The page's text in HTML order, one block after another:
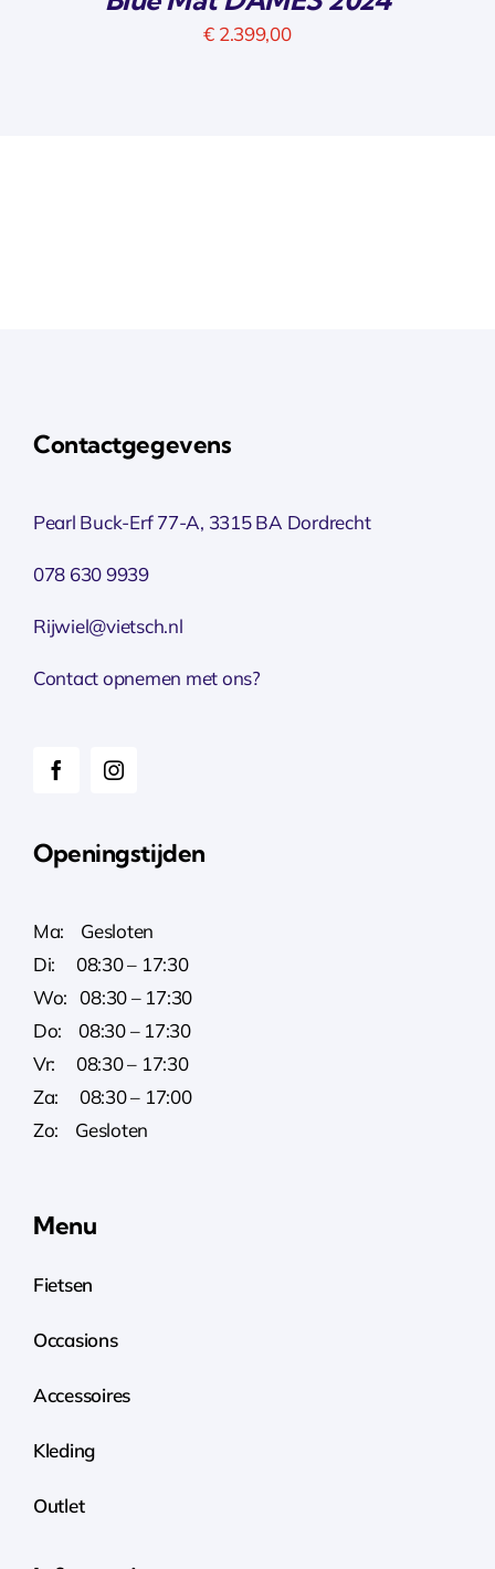
€ 2.399,00
Contactgegevens
Pearl Buck-Erf 77-A, 3315 BA Dordrecht
078 630 9939
Rijwiel@vietsch.nl
Contact opnemen met ons?
Openingstijden
Ma: Gesloten
Di: 08:30 – 17:30
Wo: 08:30 – 17:30
Do: 08:30 – 17:30
Vr: 08:30 – 17:30
Za: 08:30 – 17:00
Zo: Gesloten
Menu
Fietsen
Occasions
Accessoires
Kleding
Outlet